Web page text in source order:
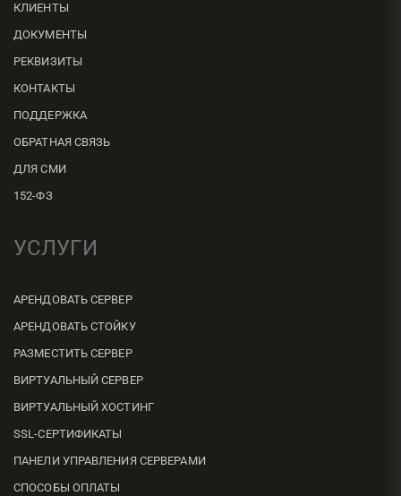
КЛИЕНТЫ
ДОКУМЕНТЫ
РЕКВИЗИТЫ
КОНТАКТЫ
ПОДДЕРЖКА
ОБРАТНАЯ СВЯЗЬ
ДЛЯ СМИ
152-ФЗ
УСЛУГИ
АРЕНДОВАТЬ СЕРВЕР
АРЕНДОВАТЬ СТОЙКУ
РАЗМЕСТИТЬ СЕРВЕР
ВИРТУАЛЬНЫЙ СЕРВЕР
ВИРТУАЛЬНЫЙ ХОСТИНГ
SSL-СЕРТИФИКАТЫ
ПАНЕЛИ УПРАВЛЕНИЯ СЕРВЕРАМИ
СПОСОБЫ ОПЛАТЫ